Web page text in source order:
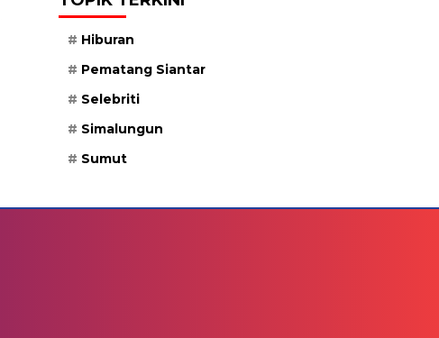
Hiburan
Pematang Siantar
Selebriti
Simalungun
Sumut